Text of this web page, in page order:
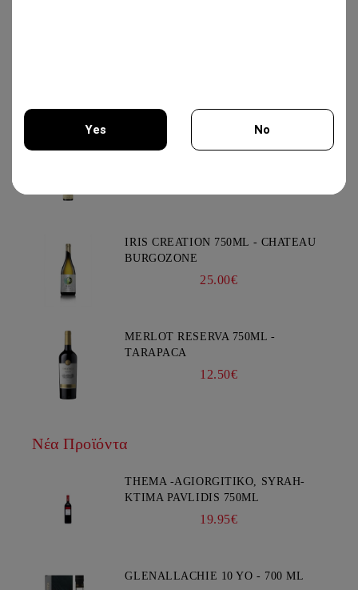
GEWURZTRAMINER "LEZ
IRIS CREATION 750ML - CHATEAU
BURGOZONE
25.00€
MERLOT RESERVA 750ML -
TARAPACA
12.50€
Νέα Προϊόντα
THEMA -AGIORGITIKO, SYRAH-
KTIMA PAVLIDIS 750ML
19.95€
GLENALLACHIE 10 YO - 700 ML
Yes No